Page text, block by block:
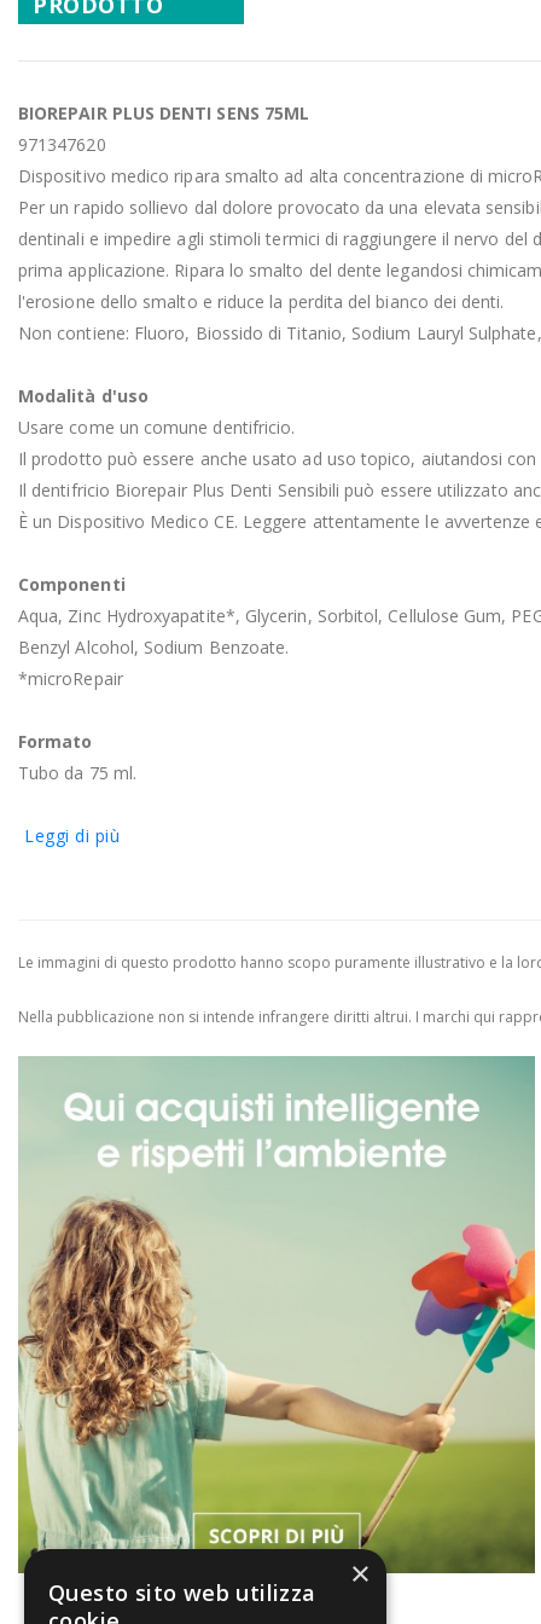
BIOREPAIR PLUS DENTI SENS 75ML
971347620
Dispositivo medico ripara smalto ad alta concentrazione di
Per un rapido sollievo dal dolore provocato da una elevata
dentinali e impedire agli stimoli termici di raggiungere il nervo
prima applicazione. Ripara lo smalto del dente legandosi
l'erosione dello smalto e riduce la perdita del bianco dei denti.
Non contiene: Fluoro, Biossido di Titanio, Sodium Lauryl
Modalità d'uso
Usare come un comune dentifricio.
Il prodotto può essere anche usato ad uso topico, aiutandosi
Il dentifricio Biorepair Plus Denti Sensibili può essere utilizzato
È un Dispositivo Medico CE. Leggere attentamente le avvertenze
Componenti
Aqua, Zinc Hydroxyapatite*, Glycerin, Sorbitol, Cellulose Gum,
Benzyl Alcohol, Sodium Benzoate.
*microRepair
Formato
Tubo da 75 ml.
Leggi di più
Le immagini di questo prodotto hanno scopo puramente illustrativo e la
Nella pubblicazione non si intende infrangere diritti altrui. I marchi qui
×
Questo sito web utilizza